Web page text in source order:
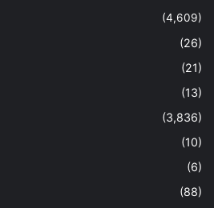
(4,609)
(26)
(21)
(13)
(3,836)
(10)
(6)
(88)